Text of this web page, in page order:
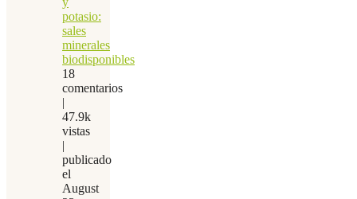
potasio:
sales
minerales
biodisponibles
18
comentarios
|
47.9k
vistas
|
publicado
el
August